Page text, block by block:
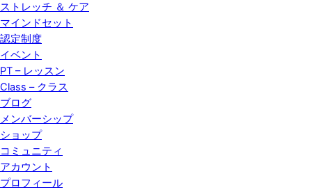
ストレッチ ＆ ケア
マインドセット
認定制度
イベント
PT – レッスン
Class – クラス
ブログ
メンバーシップ
ショップ
コミュニティ
アカウント
プロフィール